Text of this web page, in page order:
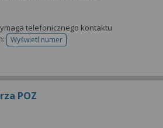
telefonicznego kontaktu
Wyświetl numertelefonu do rejestracji
POZ